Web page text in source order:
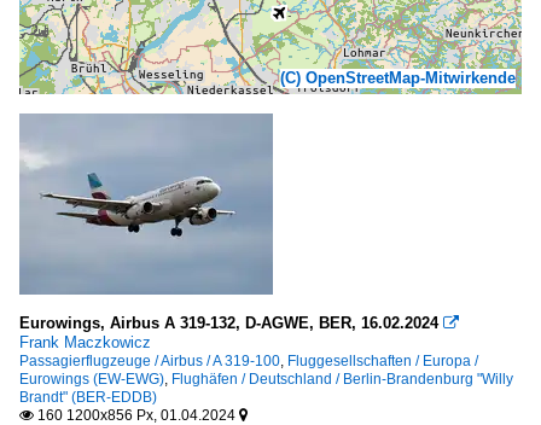
(C) OpenStreetMap-Mitwirkende
Eurowings, Airbus A 319-132, D-AGWE, BER, 16.02.2024 
Frank Maczkowicz
Passagierflugzeuge / Airbus / A 319-100, Fluggesellschaften / Europa /
Eurowings (EW-EWG), Flughäfen / Deutschland / Berlin-Brandenburg "Willy
Brandt" (BER-EDDB)
 160 1200x856 Px, 01.04.2024 